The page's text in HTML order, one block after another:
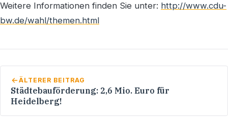
Weitere Informationen finden Sie unter: http://www.cdu-
bw.de/wahl/themen.html
ÄLTERER BEITRAG
Städtebauförderung: 2,6 Mio. Euro für
Heidelberg!